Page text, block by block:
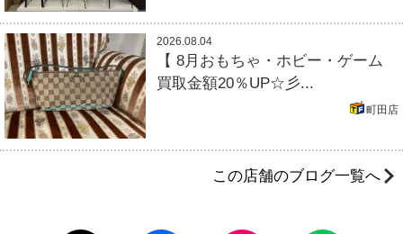
2026.08.04
【 8月おもちゃ・ホビー・ゲーム
買取金額20％UP☆彡...
町田店
この店舗のブログ一覧へ